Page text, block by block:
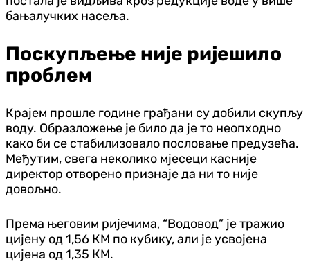
бањалучких насеља.
Поскупљење није ријешило
проблем
Крајем прошле године грађани су добили скупљу
воду. Образложење је било да је то неопходно
како би се стабилизовало пословање предузећа.
Међутим, свега неколико мјесеци касније
директор отворено признаје да ни то није
довољно.
Према његовим ријечима, “Водовод” је тражио
цијену од 1,56 КМ по кубику, али је усвојена
цијена од 1,35 КМ.